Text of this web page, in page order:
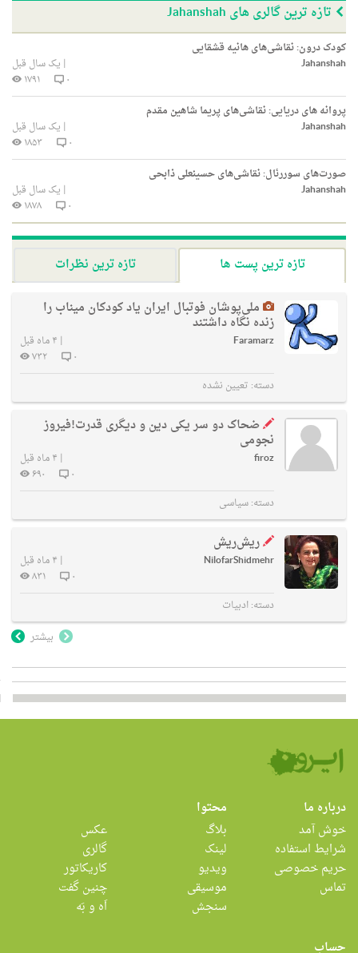
تازه ترین گالری های Jahanshah
کودک درون: نقاشی‌های هانیه قشقایی
Jahanshah
| یک سال قبل
۰
۱۷۹۱
پروانه های دریایی: نقاشی‌های پریما شاهین مقدم
Jahanshah
| یک سال قبل
۰
۱۸۵۳
صورت‌های سوررئال: نقاشی‌های حسینعلی ذابحی
Jahanshah
| یک سال قبل
۰
۱۸۷۸
تازه ترین پست ها
تازه ترین نظرات
ملی‌پوشان فوتبال ایران یاد کودکان میناب را
زنده نگاه داشتند
Faramarz
| ۴ ماه قبل
۰
۷۳۲
دسته: تعیین نشده
ضحاک دو سر یکی دین و دیگری قدرت!فیروز
نجومی
firoz
| ۴ ماه قبل
۰
۶۹۰
دسته:سیاسی
ریش‌ریش
NilofarShidmehr
| ۴ ماه قبل
۰
۸۳۱
دسته:ادبیات
بیشتر
درباره ما
خوش آمد
شرایط استفاده
حریم خصوصی
تماس
محتوا
بلاگ
لینک
ویدیو
موسیقی
سنجش
عکس
گالری
کاریکاتور
چنین گفت
اَه و بَه
حساب